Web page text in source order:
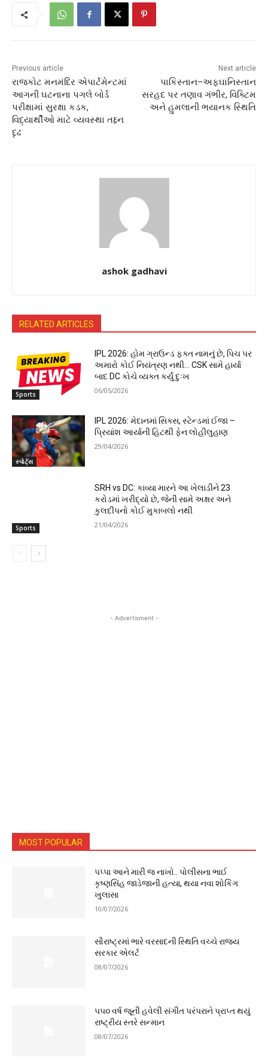
Previous article
રાજકોટ મનમંદિર એપાર્ટમેન્ટમાં
આગની ઘટનાના પગલે બોર્ડ
પરીક્ષામાં સુરક્ષા કડક,
વિદ્યાર્થીઓ માટે વ્યવસ્થા તદ્દન
દૃઢ
Next article
પાકિસ્તાન–અફઘાનિસ્તાન
સરહદ પર તણાવ ગંભીર, વિક્ટિમ
અને હુમલાની ભયાનક સ્થિતિ
ashok gadhavi
RELATED ARTICLES
Sports
IPL 2026: હોમ ગ્રાઉન્ડ ફક્ત નામનું છે, પિચ પર
અમારો કોઈ નિયંત્રણ નથી… CSK સામે હાર્યા
બાદ DC કોચે વ્યક્ત કર્યું દુઃખ
06/05/2026
સ્પોર્ટ્સ
IPL 2026: મેદાનમાં સિક્સ, સ્ટેન્ડમાં ઈજા –
પ્રિયાંશ આર્યાની હિટથી ફેન લોહીલુહાણ
29/04/2026
Sports
SRH vs DC: કાવ્યા મારને આ ખેલાડીને 23
કરોડમાં ખરીદ્યો છે, જેની સામે અક્ષર અને
કુલદીપનો કોઈ મુકાબલો નથી
21/04/2026
- Advertisment -
MOST POPULAR
પપ્પા આને મારી જ નાખો.. પોલીસના ભાઈ
કૃષ્ણસિંહ જાડેજાની હત્યા, થયા નવા શોકિંગ
ખુલાસા
10/07/2026
સૌરાષ્ટ્રમાં ભારે વરસાદની સ્થિતિ વચ્ચે રાજ્ય
સરકાર એલર્ટ
08/07/2026
૫૫૦ વર્ષ જૂની હવેલી સંગીત પરંપરાને પ્રાપ્ત થયું
રાષ્ટ્રીય સ્તરે સન્માન
08/07/2026